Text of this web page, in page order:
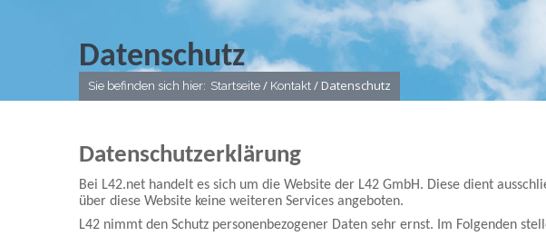
Datenschutz
Sie befinden sich hier: Startseite / Kontakt / Datenschutz
Datenschutzerklärung
Bei L42.net handelt es sich um die Website der L42 GmbH. Diese dient
über diese Website keine weiteren Services angeboten.
L42 nimmt den Schutz personenbezogener Daten sehr ernst. Im Folgenden